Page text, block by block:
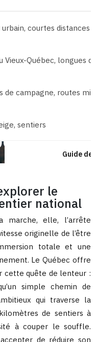
Guide de
courtes distances
Vieux-Québec, longues
de campagne, routes
sentiers
le
national
elle, l’arrête
originelle de l’être
totale et une
Le Québec offre
cette quête de lenteur :
simple chemin de
qui traverse la
de sentiers à
à couper le souffle.
de réduire son